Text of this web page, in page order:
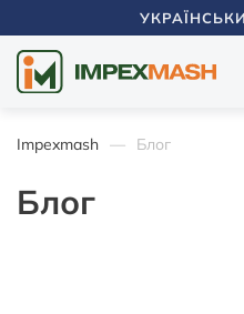
Impexmash Блог
Блог